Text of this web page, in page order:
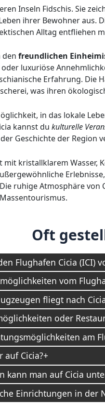
Inseln Fidschis. Sie
ihrer Bewohner aus.
Alltag entfliehen
den freundlichen
luxuriöse
Erfahrung. Die
was ihren
in das lokale
kannst du kulturelle
Geschichte der Region
mit kristallklarem Wasser,
ruhige Atmosphäre
Oft
Flughafen Cicia (ICI)
vom
fliegt nach
oder
am
auf Cicia?
kann man auf Cicia
Einrichtungen in der